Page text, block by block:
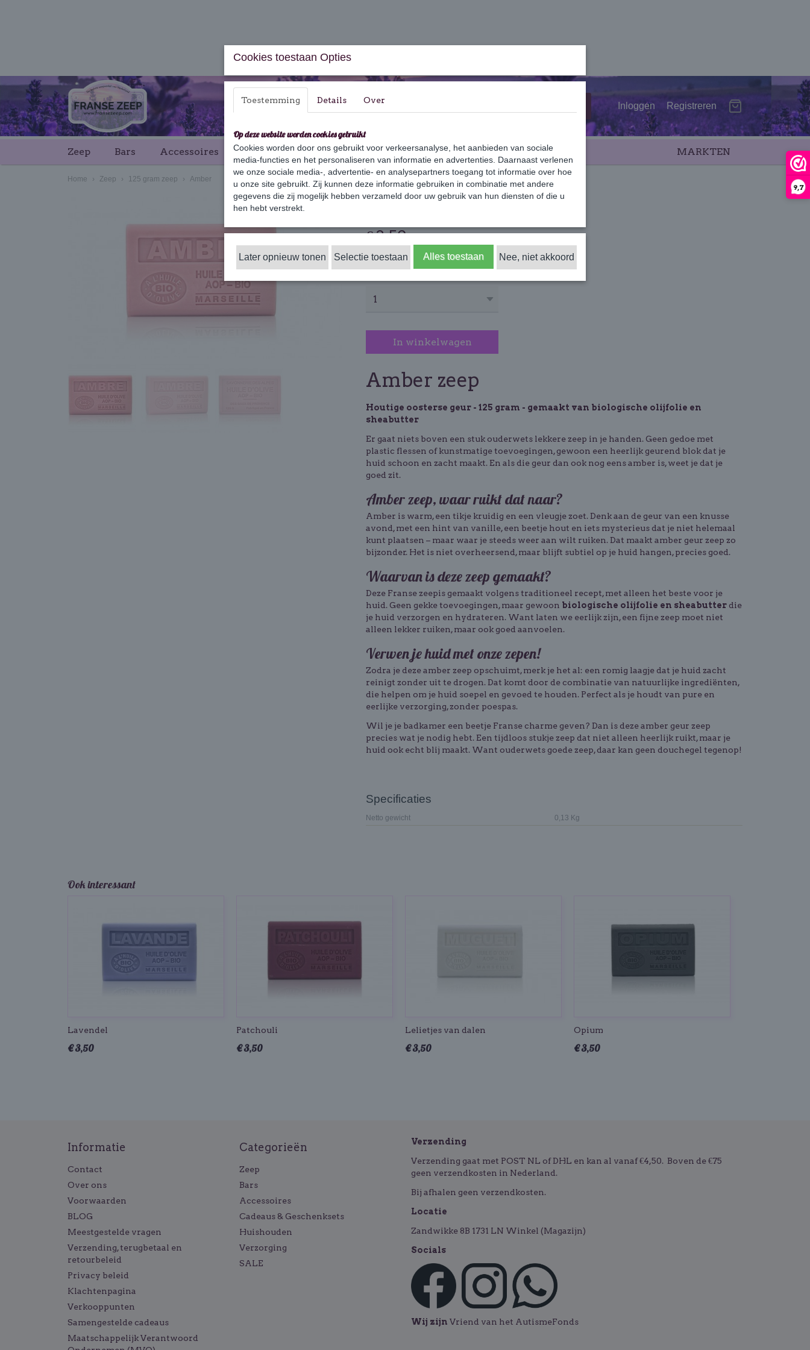
9,7
Inloggen Registreren
MARKTEN
Zeep Bars Accessoires Cadeaus & Geschenksets Huishouden Verzorging SALE
Home › Zeep › 125 gram zeep › Amber
€ 3,50
✓Op voorraad
In winkelwagen
Amber zeep
Houtige oosterse geur - 125 gram - gemaakt van biologische olijfolie en
sheabutter
Er gaat niets boven een stuk ouderwets lekkere zeep in je handen. Geen gedoe met
plastic flessen of kunstmatige toevoegingen, gewoon een heerlijk geurend blok dat je
huid schoon en zacht maakt. En als die geur dan ook nog eens amber is, weet je dat je
goed zit.
Amber zeep, waar ruikt dat naar?
Amber is warm, een tikje kruidig en een vleugje zoet. Denk aan de geur van een knusse
avond, met een hint van vanille, een beetje hout en iets mysterieus dat je niet helemaal
kunt plaatsen – maar waar je steeds weer aan wilt ruiken. Dat maakt amber geur zeep zo
bijzonder. Het is niet overheersend, maar blijft subtiel op je huid hangen, precies goed.
Waarvan is deze zeep gemaakt?
Deze Franse zeepis gemaakt volgens traditioneel recept, met alleen het beste voor je
huid. Geen gekke toevoegingen, maar gewoon biologische olijfolie en sheabutter die
je huid verzorgen en hydrateren. Want laten we eerlijk zijn, een fijne zeep moet niet
alleen lekker ruiken, maar ook goed aanvoelen.
Verwen je huid met onze zepen!
Zodra je deze amber zeep opschuimt, merk je het al: een romig laagje dat je huid zacht
reinigt zonder uit te drogen. Dat komt door de combinatie van natuurlijke ingrediënten,
die helpen om je huid soepel en gevoed te houden. Perfect als je houdt van pure en
eerlijke verzorging, zonder poespas.
Wil je je badkamer een beetje Franse charme geven? Dan is deze amber geur zeep
precies wat je nodig hebt. Een tijdloos stukje zeep dat niet alleen heerlijk ruikt, maar je
huid ook echt blij maakt. Want ouderwets goede zeep, daar kan geen douchegel tegenop!
Specificaties
Netto gewicht 0,13 Kg
Ook interessant
Lavendel
€ 3,50
Patchouli
€ 3,50
Lelietjes van dalen
€ 3,50
Opium
€ 3,50
Informatie
Contact
Over ons
Voorwaarden
BLOG
Meestgestelde vragen
Verzending, terugbetaal en
retourbeleid
Privacy beleid
Klachtenpagina
Verkooppunten
Samengestelde cadeaus
Maatschappelijk Verantwoord
Categorieën
Zeep
Bars
Accessoires
Cadeaus & Geschenksets
Huishouden
Verzorging
SALE
Verzending
Verzending gaat met POST NL of DHL en kan al vanaf €4,50. Boven de €75
geen verzendkosten in Nederland.
Bij afhalen geen verzendkosten.
Locatie
Zandwikke 8B 1731 LN Winkel (Magazijn)
Socials
Wij zijn Vriend van het AutismeFonds
Cookies toestaan Opties
Toestemming Details Over
Op deze website worden cookies gebruikt
Cookies worden door ons gebruikt voor verkeersanalyse, het aanbieden van sociale
media-functies en het personaliseren van informatie en advertenties. Daarnaast verlenen
we onze sociale media-, advertentie- en analysepartners toegang tot informatie over hoe
u onze site gebruikt. Zij kunnen deze informatie gebruiken in combinatie met andere
gegevens die zij mogelijk hebben verzameld door uw gebruik van hun diensten of die u
hen hebt verstrekt.
Later opnieuw tonen Selectie toestaan Alles toestaan Nee, niet akkoord